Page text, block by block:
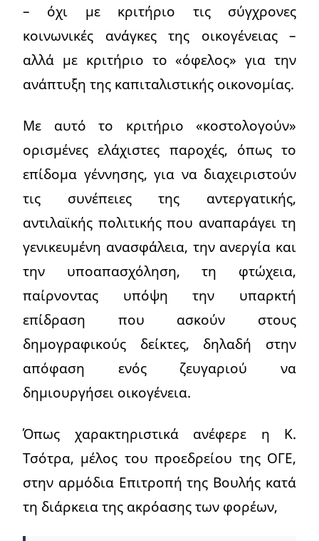
– όχι με κριτήριο τις σύγχρονες
κοινωνικές ανάγκες της οικογένειας –
αλλά με κριτήριο το «όφελος» για την
ανάπτυξη της καπιταλιστικής οικονομίας.
Με αυτό το κριτήριο «κοστολογούν»
ορισμένες ελάχιστες παροχές, όπως το
επίδομα γέννησης, για να διαχειριστούν
τις συνέπειες της αντεργατικής,
αντιλαϊκής πολιτικής που αναπαράγει τη
γενικευμένη ανασφάλεια, την ανεργία και
την υποαπασχόληση, τη φτώχεια,
παίρνοντας υπόψη την υπαρκτή
επίδραση που ασκούν στους
δημογραφικούς δείκτες, δηλαδή στην
απόφαση ενός ζευγαριού να
δημιουργήσει οικογένεια.
Όπως χαρακτηριστικά ανέφερε η Κ.
Τσότρα, μέλος του προεδρείου της ΟΓΕ,
στην αρμόδια Επιτροπή της Βουλής κατά
τη διάρκεια της ακρόασης των φορέων,